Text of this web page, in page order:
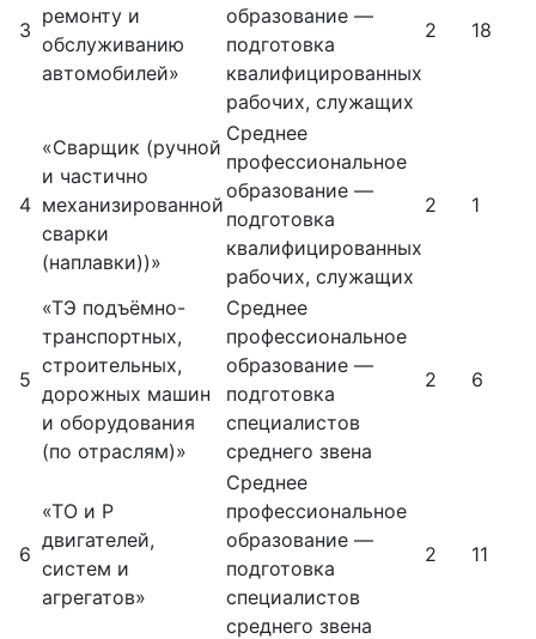
3
ремонту и
обслуживанию
автомобилей»
образование —
подготовка
квалифицированных
рабочих, служащих
2 18
4
«Сварщик (ручной
и частично
механизированной
сварки
(наплавки))»
Среднее
профессиональное
образование —
подготовка
квалифицированных
рабочих, служащих
2 1
5
«ТЭ подъёмно-
транспортных,
строительных,
дорожных машин
и оборудования
(по отраслям)»
Среднее
профессиональное
образование —
подготовка
специалистов
среднего звена
2 6
6
«ТО и Р
двигателей,
систем и
агрегатов»
Среднее
профессиональное
образование —
подготовка
специалистов
среднего звена
2 11